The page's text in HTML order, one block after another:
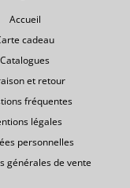
Accueil
cadeau
Catalogues
et retour
fréquentes
légales
personnelles
générales de vente